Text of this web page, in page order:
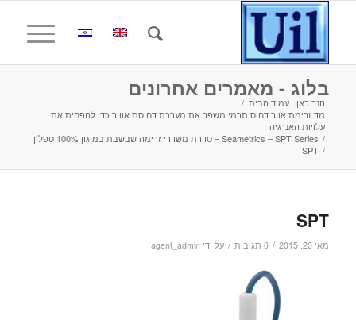
בלוג - מאמרים אחרונים
הנך כאן: עמוד הבית /
מד זרימת אויר דחוס תרמי משפר את מערכת דחיסת אוויר כדי להפחית את
עלויות האנרגיה
/ Seametrics – SPT Series – סדרת משדרי זרימה שבשבת במיגון 100% טפלון
/
SPT
SPT
מאי 20, 2015 / 0 תגובות / על ידי agent_admin